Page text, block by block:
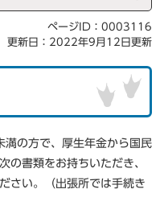
ページID：0003116
更新日：2022年9月12日更新
の方で、厚生年金から国民
の書類をお持ちいただき、
さい。（出張所では手続き